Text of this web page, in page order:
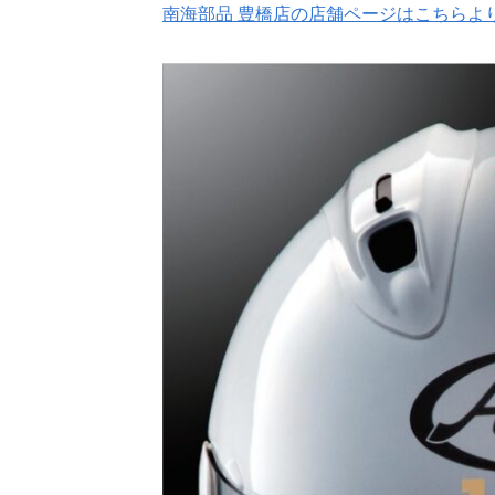
南海部品 豊橋店の店舗ページはこちらよ